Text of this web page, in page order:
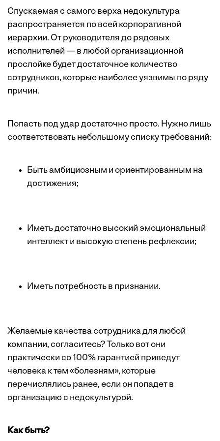
Спускаемая с самого верха недокультура
распространяется по всей корпоративной
иерархии. От руководителя до рядовых
исполнителей — в любой организационной
прослойке будет достаточное количество
сотрудников, которые наиболее уязвимы по ряду
причин.
Попасть под удар достаточно просто. Нужно лишь
соответствовать небольшому списку требований:
Быть амбициозным и ориентированным на
достижения;
Иметь достаточно высокий эмоциональный
интеллект и высокую степень рефлексии;
Иметь потребность в признании.
Желаемые качества сотрудника для любой
компании, согласитесь? Только вот они
практически со 100% гарантией приведут
человека к тем «болезням», которые
перечислялись ранее, если он попадет в
организацию с недокультурой.
Как быть?